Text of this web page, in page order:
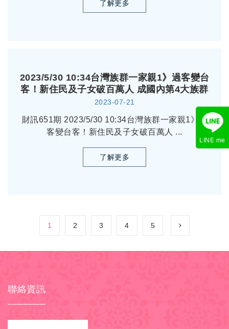
了解更多
2023/5/30 10:34台灣族群一家親1》過客變台
客！新住民及子女破百萬人 成國內第4大族群
2023-07-21
財訊651期 2023/5/30 10:34台灣族群一家親1》過
客變台客！新住民及子女破百萬人 ...
了解更多
1 2 3 4 5
聯絡資訊
LINE me